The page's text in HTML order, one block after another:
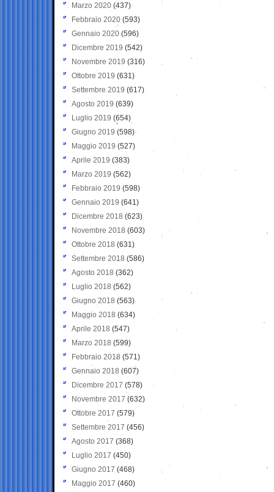
Marzo 2020 (437)
Febbraio 2020 (593)
Gennaio 2020 (596)
Dicembre 2019 (542)
Novembre 2019 (316)
Ottobre 2019 (631)
Settembre 2019 (617)
Agosto 2019 (639)
Luglio 2019 (654)
Giugno 2019 (598)
Maggio 2019 (527)
Aprile 2019 (383)
Marzo 2019 (562)
Febbraio 2019 (598)
Gennaio 2019 (641)
Dicembre 2018 (623)
Novembre 2018 (603)
Ottobre 2018 (631)
Settembre 2018 (586)
Agosto 2018 (362)
Luglio 2018 (562)
Giugno 2018 (563)
Maggio 2018 (634)
Aprile 2018 (547)
Marzo 2018 (599)
Febbraio 2018 (571)
Gennaio 2018 (607)
Dicembre 2017 (578)
Novembre 2017 (632)
Ottobre 2017 (579)
Settembre 2017 (456)
Agosto 2017 (368)
Luglio 2017 (450)
Giugno 2017 (468)
Maggio 2017 (460)